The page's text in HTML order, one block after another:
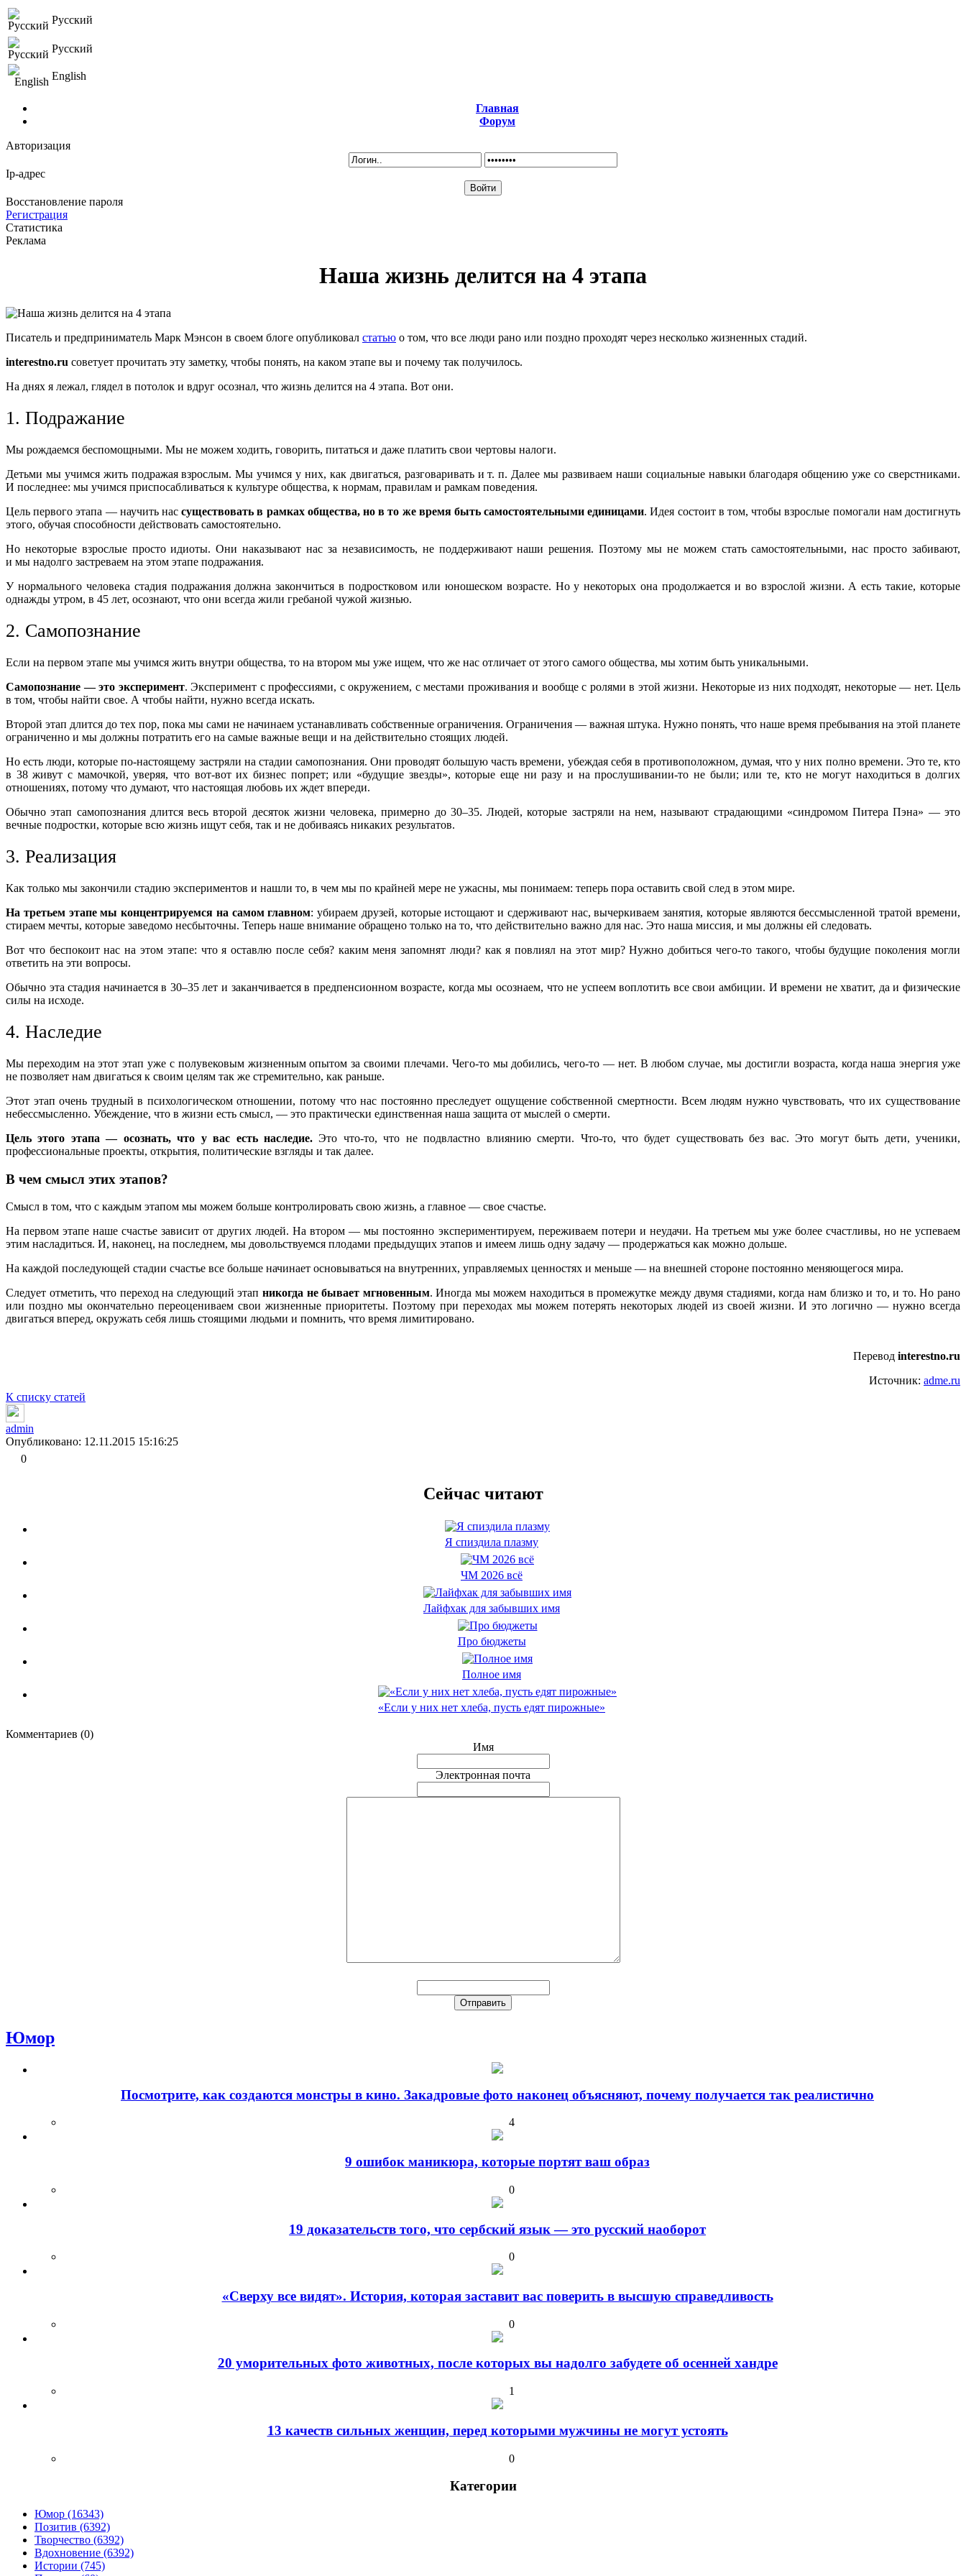
Русский
Русский
English
Главная
Форум
Авторизация
Ip-адрес
Восстановление пароля
Регистрация
Статистика
Реклама
Наша жизнь делится на 4 этапа
Писатель и предприниматель Марк Мэнсон в своем блоге опубликовал статью о том, что все люди рано или поздно проходят через несколько жизненных стадий.
interestno.ru советует прочитать эту заметку, чтобы понять, на каком этапе вы и почему так получилось.
На днях я лежал, глядел в потолок и вдруг осознал, что жизнь делится на 4 этапа. Вот они.
1. Подражание
Мы рождаемся беспомощными. Мы не можем ходить, говорить, питаться и даже платить свои чертовы налоги.
Детьми мы учимся жить подражая взрослым. Мы учимся у них, как двигаться, разговаривать и т. п. Далее мы развиваем наши социальные навыки благодаря общению уже со сверстниками.
И последнее: мы учимся приспосабливаться к культуре общества, к нормам, правилам и рамкам поведения.
Цель первого этапа — научить нассуществовать в рамках общества, но в то же время быть самостоятельными единицами. Идея состоит в том, чтобы взрослые помогали нам достигнуть
этого, обучая способности действовать самостоятельно.
Но некоторые взрослые просто идиоты. Они наказывают нас за независимость, не поддерживают наши решения. Поэтому мы не можем стать самостоятельными, нас просто забивают,
и мы надолго застреваем на этом этапе подражания.
У нормального человека стадия подражания должна закончиться в подростковом или юношеском возрасте. Но у некоторых она продолжается и во взрослой жизни. А есть такие, которые
однажды утром, в 45 лет, осознают, что они всегда жили гребаной чужой жизнью.
2. Самопознание
Если на первом этапе мы учимся жить внутри общества, то на втором мы уже ищем, что же нас отличает от этого самого общества, мы хотим быть уникальными.
Самопознание — это эксперимент. Эксперимент с профессиями, с окружением, с местами проживания и вообще с ролями в этой жизни. Некоторые из них подходят, некоторые — нет. Цель
в том, чтобы найти свое. А чтобы найти, нужно всегда искать.
Второй этап длится до тех пор, пока мы сами не начинаем устанавливать собственные ограничения. Ограничения — важная штука. Нужно понять, что наше время пребывания на этой планете
ограниченно и мы должны потратить его на самые важные вещи и на действительно стоящих людей.
Но есть люди, которые по-настоящему застряли на стадии самопознания. Они проводят большую часть времени, убеждая себя в противоположном, думая, что у них полно времени. Это те, кто
в 38 живут с мамочкой, уверяя, что вот-вот их бизнес попрет; или «будущие звезды», которые еще ни разу и на прослушивании-то не были; или те, кто не могут находиться в долгих
отношениях, потому что думают, что настоящая любовь их ждет впереди.
Обычно этап самопознания длится весь второй десяток жизни человека, примерно до 30–35. Людей, которые застряли на нем, называют страдающими «синдромом Питера Пэна» — это
вечные подростки, которые всю жизнь ищут себя, так и не добиваясь никаких результатов.
3. Реализация
Как только мы закончили стадию экспериментов и нашли то, в чем мы по крайней мере не ужасны, мы понимаем: теперь пора оставить свой след в этом мире.
На третьем этапе мы концентрируемся на самом главном: убираем друзей, которые истощают и сдерживают нас, вычеркиваем занятия, которые являются бессмысленной тратой времени,
стираем мечты, которые заведомо несбыточны. Теперь наше внимание обращено только на то, что действительно важно для нас. Это наша миссия, и мы должны ей следовать.
Вот что беспокоит нас на этом этапе: что я оставлю после себя? каким меня запомнят люди? как я повлиял на этот мир? Нужно добиться чего-то такого, чтобы будущие поколения могли
ответить на эти вопросы.
Обычно эта стадия начинается в 30–35 лет и заканчивается в предпенсионном возрасте, когда мы осознаем, что не успеем воплотить все свои амбиции. И времени не хватит, да и физические
силы на исходе.
4. Наследие
Мы переходим на этот этап уже с полувековым жизненным опытом за своими плечами. Чего-то мы добились, чего-то — нет. В любом случае, мы достигли возраста, когда наша энергия уже
не позволяет нам двигаться к своим целям так же стремительно, как раньше.
Этот этап очень трудный в психологическом отношении, потому что нас постоянно преследует ощущение собственной смертности. Всем людям нужно чувствовать, что их существование
небессмысленно. Убеждение, что в жизни есть смысл, — это практически единственная наша защита от мыслей о смерти.
Цель этого этапа — осознать, что у вас есть наследие. Это что-то, что не подвластно влиянию смерти. Что-то, что будет существовать без вас. Это могут быть дети, ученики,
профессиональные проекты, открытия, политические взгляды и так далее.
В чем смысл этих этапов?
Смысл в том, что с каждым этапом мы можем больше контролировать свою жизнь, а главное — свое счастье.
На первом этапе наше счастье зависит от других людей. На втором — мы постоянно экспериментируем, переживаем потери и неудачи. На третьем мы уже более счастливы, но не успеваем
этим насладиться. И, наконец, на последнем, мы довольствуемся плодами предыдущих этапов и имеем лишь одну задачу — продержаться как можно дольше.
На каждой последующей стадии счастье все больше начинает основываться на внутренних, управляемых ценностях и меньше — на внешней стороне постоянно меняющегося мира.
Следует отметить, что переход на следующий этап никогда не бывает мгновенным. Иногда мы можем находиться в промежутке между двумя стадиями, когда нам близко и то, и то. Но рано
или поздно мы окончательно переоцениваем свои жизненные приоритеты. Поэтому при переходах мы можем потерять некоторых людей из своей жизни. И это логично — нужно всегда
двигаться вперед, окружать себя лишь стоящими людьми и помнить, что время лимитировано.
Перевод interestno.ru
Источник: adme.ru
К списку статей
admin
Опубликовано: 12.11.2015 15:16:25
0
Сейчас читают
Я спиздила плазму
ЧМ 2026 всё
Лайфхак для забывших имя
Про бюджеты
Полное имя
«Если у них нет хлеба, пусть едят пирожные»
Комментариев (0)
Имя
Электронная почта
Юмор
Посмотрите, как создаются монстры в кино. Закадровые фото наконец объясняют, почему получается так реалистично
4
9 ошибок маникюра, которые портят ваш образ
0
19 доказательств того, что сербский язык — это русский наоборот
0
«Сверху все видят». История, которая заставит вас поверить в высшую справедливость
0
20 уморительных фото животных, после которых вы надолго забудете об осенней хандре
1
13 качеств сильных женщин, перед которыми мужчины не могут устоять
0
Категории
Юмор (16343)
Позитив (6392)
Творчество (6392)
Вдохновение (6392)
Истории (745)